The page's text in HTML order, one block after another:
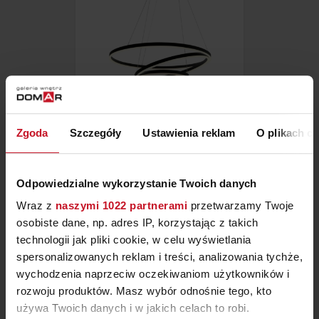
Zgoda Szczegóły Ustawienia reklam O plikach
Odpowiedzialne wykorzystanie Twoich danych
Wraz z naszymi 1022 partnerami przetwarzamy Twoje
osobiste dane, np. adres IP, korzystając z takich
technologii jak pliki cookie, w celu wyświetlania
spersonalizowanych reklam i treści, analizowania tychże,
wychodzenia naprzeciw oczekiwaniom użytkowników i
rozwoju produktów. Masz wybór odnośnie tego, kto
używa Twoich danych i w jakich celach to robi.
LAMPA HULA-HOOP
2 699,90 ZŁ